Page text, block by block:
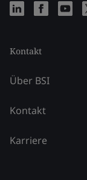
Kontakt
Über BSI
Kontakt
Karriere